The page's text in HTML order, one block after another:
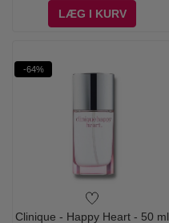
LÆG I KURV
-64%
Clinique - Happy Heart - 50 ml